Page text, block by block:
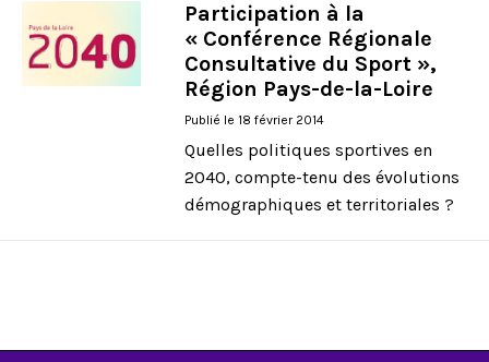
Participation à la
« Conférence Régionale
Consultative du Sport »,
Région Pays-de-la-Loire
Publié le 18 février 2014
Quelles politiques sportives en
2040, compte-tenu des évolutions
démographiques et territoriales ?